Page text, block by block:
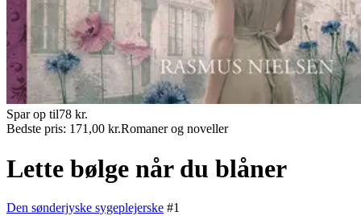
Spar op til78 kr.
Bedste pris: 171,00 kr.Romaner og noveller
Lette bølge når du blåner
Den sønderjyske sygeplejerske #1